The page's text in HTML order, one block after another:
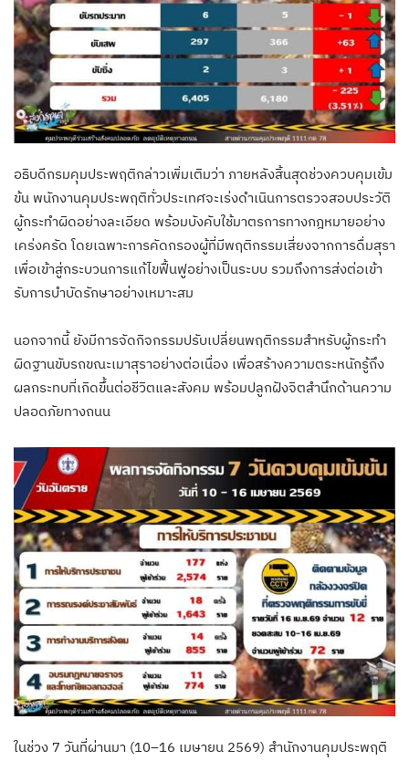
อธิบดีกรมคุมประพฤติกล่าวเพิ่มเติมว่า ภายหลังสิ้นสุดช่วงควบคุมเข้ม
ข้น พนักงานคุมประพฤติทั่วประเทศจะเร่งดำเนินการตรวจสอบประวัติ
ผู้กระทำผิดอย่างละเอียด พร้อมบังคับใช้มาตรการทางกฎหมายอย่าง
เคร่งครัด โดยเฉพาะการคัดกรองผู้ที่มีพฤติกรรมเสี่ยงจากการดื่มสุรา
เพื่อเข้าสู่กระบวนการแก้ไขฟื้นฟูอย่างเป็นระบบ รวมถึงการส่งต่อเข้า
รับการบำบัดรักษาอย่างเหมาะสม
นอกจากนี้ ยังมีการจัดกิจกรรมปรับเปลี่ยนพฤติกรรมสำหรับผู้กระทำ
ผิดฐานขับรถขณะเมาสุราอย่างต่อเนื่อง เพื่อสร้างความตระหนักรู้ถึง
ผลกระทบที่เกิดขึ้นต่อชีวิตและสังคม พร้อมปลูกฝังจิตสำนึกด้านความ
ปลอดภัยทางถนน
ในช่วง 7 วันที่ผ่านมา (10–16 เมษายน 2569) สำนักงานคุมประพฤติ